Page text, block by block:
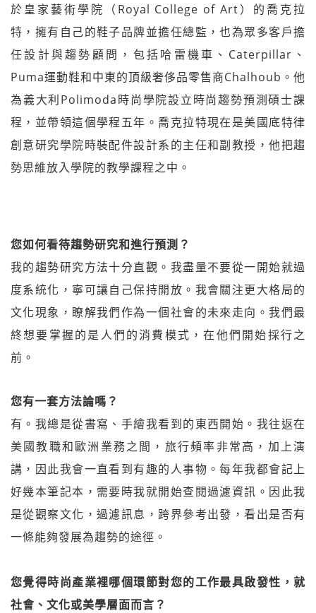
於皇家藝術學院（Royal College of Art）的喬克拉
特，擁有自己的鞋子品牌並擔任總監，也為眾多客戶擔
任設計與趨勢顧問，包括哈雷機車、Caterpillar、
Puma運動鞋和中東的頂級奢侈品零售商Chalhoub。他
為義大利Polimoda時尚學院設立時尚趨勢預測碩士課
程，並帶領這個學程五年。喬克拉特現在是美國底特律
創意研究學院時裝配件設計系的主任和副教授，他把趨
勢思維放入學院的教學課程之中。
您如何看待趨勢研究和進行預測？
我的趨勢研究方法十分直觀。我盡量不要從一開始就過
度系統化，寧可讓自己保持開放。我會關注更大格局的
文化現象，瞭解我們作為一個社會的未來走向。我們最
終想要掌握的是人們的消費模式，在他們開始採行之
前。
您有一套方法論嗎？
有。我總是從書寫、手繪我看到的東西開始。我往返在
美國教職和歐洲業務之間，旅行頻率非常高，加上演
講，因此我會一直看到有趣的人事物。每年我都會記上
好幾本筆記本，需要時我就開始查閱過濾資訊。因此我
是從觀察文化，過濾訊息，跨界參考出發，看出是否有
一條能夠發展為趨勢的途徑。
您覺得時尚產業裡哪個環節對您的工作最具啟發性，就
社會、文化或美學層面而言？